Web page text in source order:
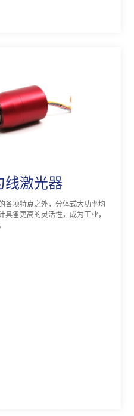
线激光器
各项特点之外，分体式大功率均
备更高的灵活性，成为工业，